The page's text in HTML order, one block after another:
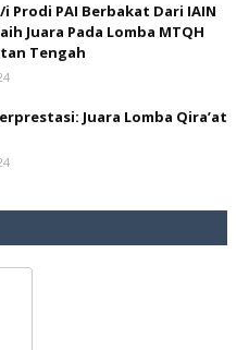
Prodi PAI Berbakat Dari IAIN
Juara Pada Lomba MTQH
Tengah
Juara Lomba Qira’at